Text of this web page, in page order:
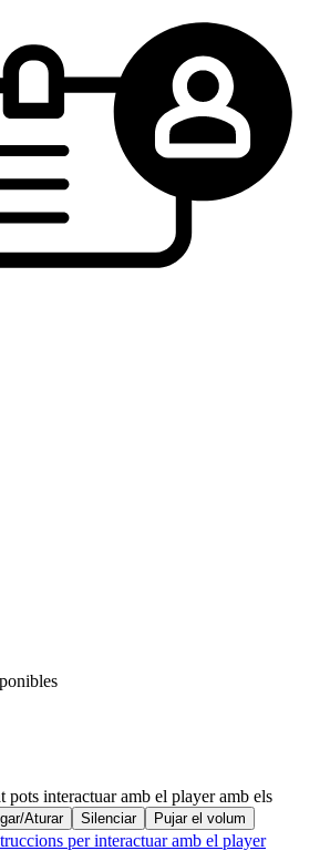
pots interactuar amb el player amb els
Aturar Silenciar
Pujar el volum
per interactuar amb el player